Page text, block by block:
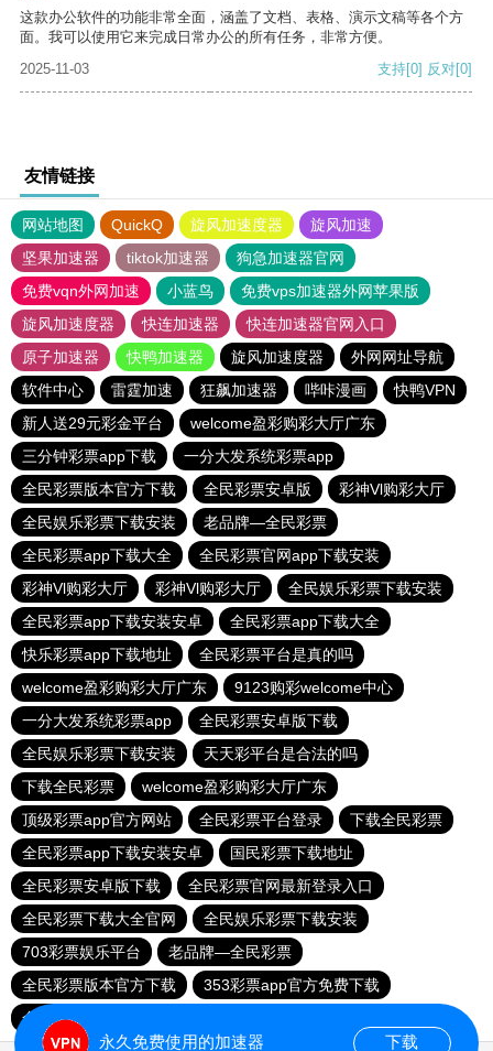
这款办公软件的功能非常全面，涵盖了文档、表格、演示文稿等各个方
面。我可以使用它来完成日常办公的所有任务，非常方便。
2025-11-03
支持[0] 反对[0]
友情链接
网站地图 QuickQ 旋风加速度器
旋风加速
坚果加速器
tiktok加速器
狗急加速器官网
免费vqn外网加速
小蓝鸟
免费vps加速器外网苹果版
旋风加速度器
快连加速器
快连加速器官网入口
原子加速器
快鸭加速器 旋风加速度器
外网网址导航
软件中心
雷霆加速 狂飙加速器 哔咔漫画
快鸭VPN
新人送29元彩金平台
welcome盈彩购彩大厅广东
三分钟彩票app下载
一分大发系统彩票app
全民彩票版本官方下载
全民彩票安卓版
彩神Vl购彩大厅
全民娱乐彩票下载安装
老品牌—全民彩票
全民彩票app下载大全
全民彩票官网app下载安装
彩神Vl购彩大厅
彩神Vl购彩大厅
全民娱乐彩票下载安装
全民彩票app下载安装安卓
全民彩票app下载大全
快乐彩票app下载地址
全民彩票平台是真的吗
welcome盈彩购彩大厅广东
9123购彩welcome中心
一分大发系统彩票app
全民彩票安卓版下载
全民娱乐彩票下载安装
天天彩平台是合法的吗
下载全民彩票
welcome盈彩购彩大厅广东
顶级彩票app官方网站
全民彩票平台登录
下载全民彩票
全民彩票app下载安装安卓
国民彩票下载地址
全民彩票安卓版下载
全民彩票官网最新登录入口
全民彩票下载大全官网
全民娱乐彩票下载安装
703彩票娱乐平台
老品牌—全民彩票
全民彩票版本官方下载
353彩票app官方免费下载
全民彩票平台登录
永久免费使用的加速器 下载